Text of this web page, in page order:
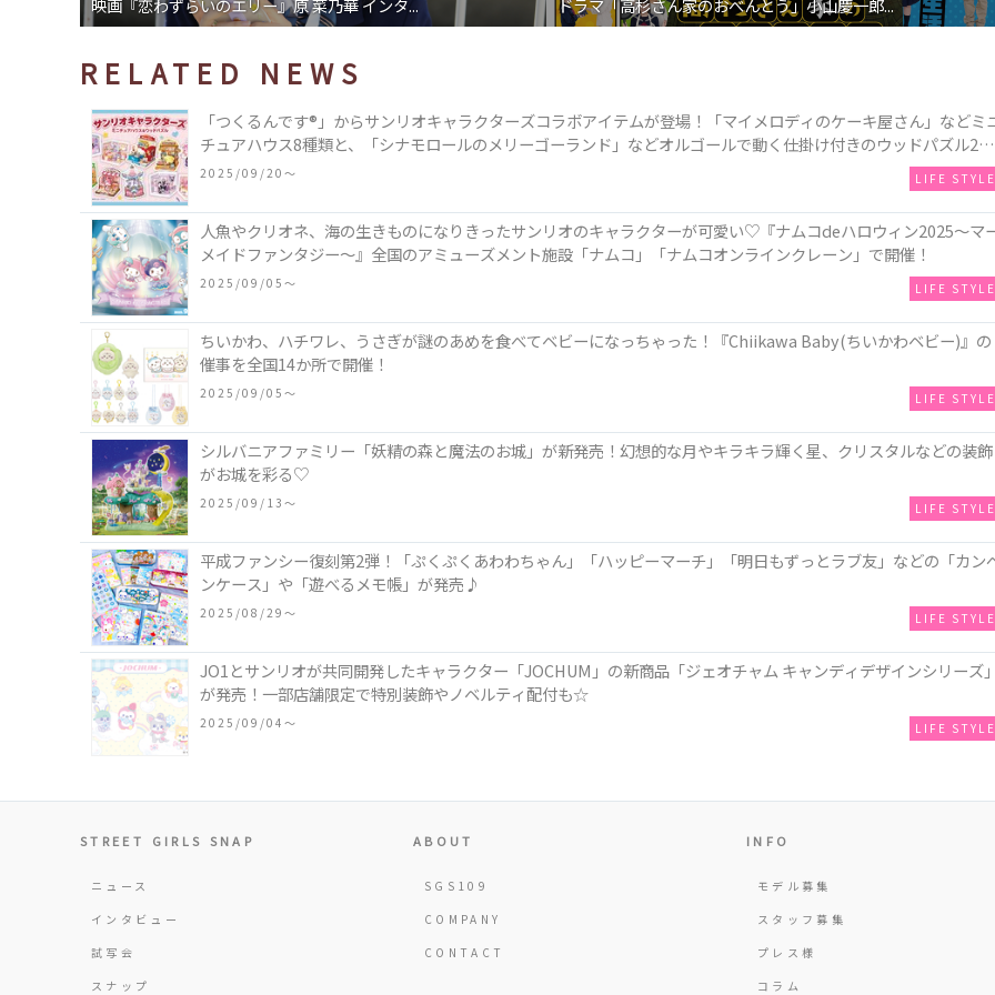
映画『恋わずらいのエリー』原 菜乃華 インタ... ドラマ「高杉さん家のおべんとう」小山慶一郎...
RELATED NEWS
「つくるんです®」からサンリオキャラクターズコラボアイテムが登場！「マイメロディのケーキ屋さん」などミ
チュアハウス8種類と、「シナモロールのメリーゴーランド」などオルゴールで動く仕掛け付きのウッドパズル2種
類♪
2025/09/20〜 LIFE STYLE
人魚やクリオネ、海の生きものになりきったサンリオのキャラクターが可愛い♡『ナムコdeハロウィン2025～マ
メイドファンタジー～』全国のアミューズメント施設「ナムコ」「ナムコオンラインクレーン」で開催！
2025/09/05〜 LIFE STYLE
ちいかわ、ハチワレ、うさぎが謎のあめを食べてベビーになっちゃった！『Chiikawa Baby(ちいかわベビー)』の
催事を全国14か所で開催！
2025/09/05〜 LIFE STYLE
シルバニアファミリー「妖精の森と魔法のお城」が新発売！幻想的な月やキラキラ輝く星、クリスタルなどの装飾
がお城を彩る♡
2025/09/13〜 LIFE STYLE
平成ファンシー復刻第2弾！「ぷくぷくあわわちゃん」「ハッピーマーチ」「明日もずっとラブ友」などの「カン
ンケース」や「遊べるメモ帳」が発売♪
2025/08/29〜 LIFE STYLE
JO1とサンリオが共同開発したキャラクター「JOCHUM」の新商品「ジェオチャム キャンディデザインシリーズ」
が発売！一部店舗限定で特別装飾やノベルティ配付も☆
2025/09/04〜 LIFE STYLE
STREET GIRLS SNAP
ニュース
インタビュー
試写会
スナップ
ABOUT
SGS109
COMPANY
CONTACT
INFO
モデル募集
スタッフ募集
プレス様
コラム